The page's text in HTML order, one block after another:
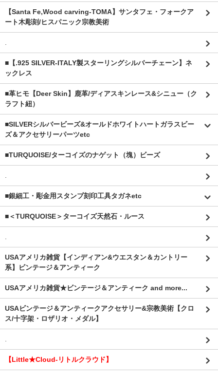
【Santa Fe,Wood carving-TOMA】サンタフェ・フォークア
ート木彫刻/ヒスパニック宗教美術
■【.925 SILVER-ITALY製スターリングシルバーチェーン】ネ
ックレス
■革ヒモ【Deer Skin】鹿革/ディアスキンレース&シニュー（ク
ラフト紐）
■SILVERシルバービーズ&オールドホワイトハートガラスビー
ズ＆アクセサリーパーツetc
■TURQUOISE/ターコイズのナゲット（塊）ビーズ
■銀細工・彫金用スタンプ刻印工具タガネetc
■＜TURQUOISE＞ターコイズ天然石・ルース
USAアメリカ雑貨【インディアン&ウエスタン＆カントリー
系】ビンテージ＆アンティーク
USAアメリカ雑貨★ビンテージ＆アンティーク and more...
USAビンテージ＆アンティークアクセサリー&宗教美術【クロ
ス/十字架・ロザリオ・メダル】
【Little★Cloud-リトルクラウド】